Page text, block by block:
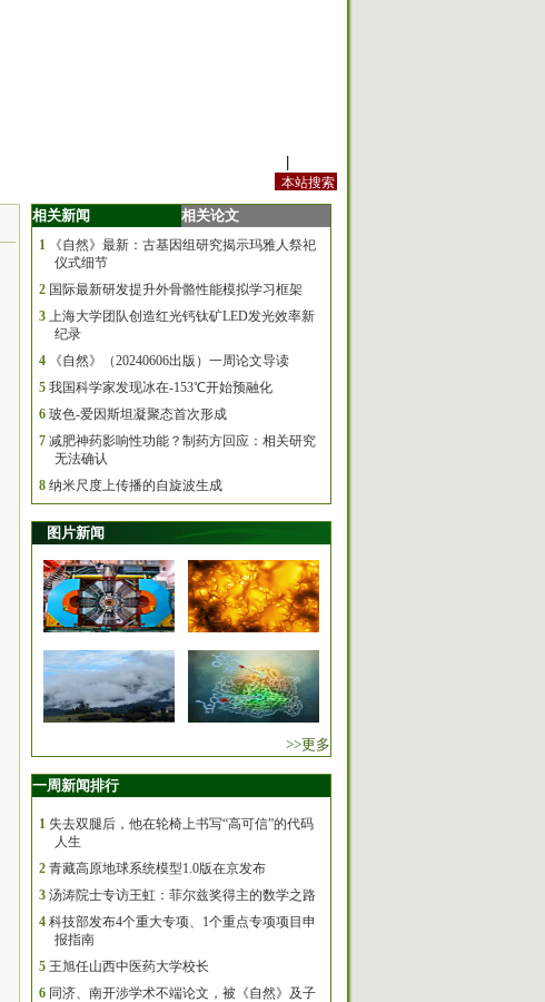
相关新闻 相关论文
1
《自然》最新：古基因组研究揭示玛雅人祭祀
仪式细节
2 国际最新研发提升外骨骼性能模拟学习框架
3 上海大学团队创造红光钙钛矿LED发光效率新
纪录
4
《自然》（20240606出版）一周论文导读
5 我国科学家发现冰在-153℃开始预融化
6 玻色-爱因斯坦凝聚态首次形成
7 减肥神药影响性功能？制药方回应：相关研究
无法确认
8 纳米尺度上传播的自旋波生成
图片新闻
>>更多
一周新闻排行
1 失去双腿后，他在轮椅上书写“高可信”的代码
人生
2 青藏高原地球系统模型1.0版在京发布
3 汤涛院士专访王虹：菲尔兹奖得主的数学之路
4 科技部发布4个重大专项、1个重点专项项目申
报指南
5 王旭任山西中医药大学校长
6 同济、南开涉学术不端论文，被《自然》及子